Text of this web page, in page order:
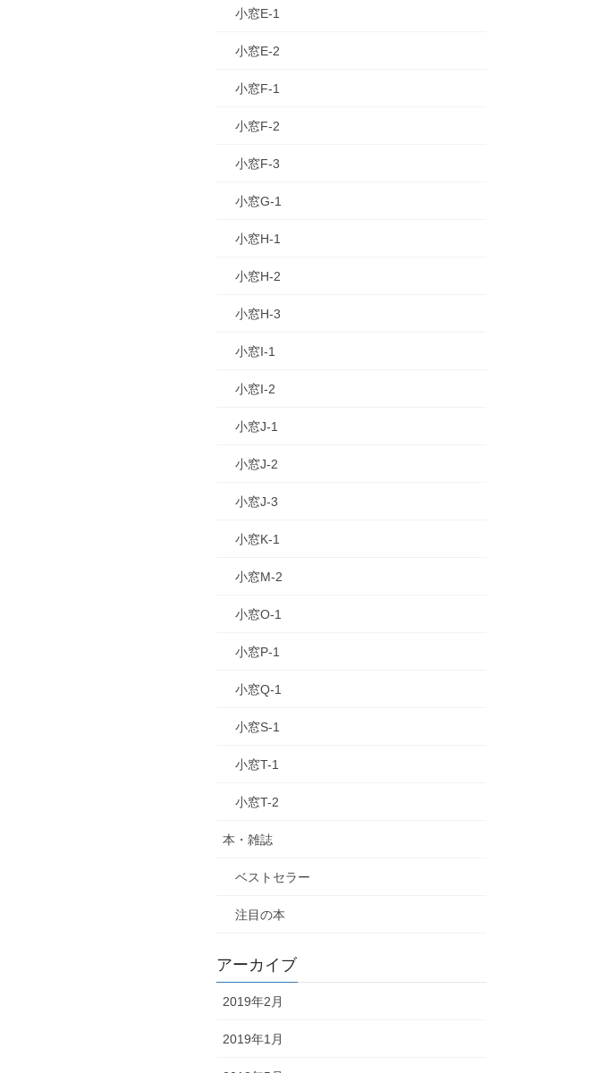
小窓E-1
小窓E-2
小窓F-1
小窓F-2
小窓F-3
小窓G-1
小窓H-1
小窓H-2
小窓H-3
小窓I-1
小窓I-2
小窓J-1
小窓J-2
小窓J-3
小窓K-1
小窓M-2
小窓O-1
小窓P-1
小窓Q-1
小窓S-1
小窓T-1
小窓T-2
本・雑誌
ベストセラー
注目の本
アーカイブ
2019年2月
2019年1月